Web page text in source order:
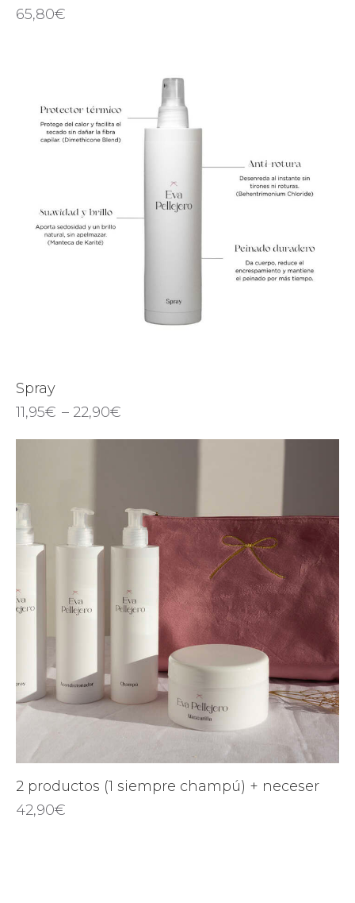
65,80€
Spray
11,95€ – 22,90€
2 productos (1 siempre champú) + neceser
42,90€